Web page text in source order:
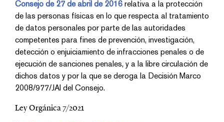
Consejo de 27 de abril de 2016 relativa a la protección
de las personas físicas en lo que respecta al tratamiento
de datos personales por parte de las autoridades
competentes para fines de prevención, investigación,
detección o enjuiciamiento de infracciones penales o de
ejecución de sanciones penales, y a la libre circulación de
dichos datos y por la que se deroga la Decisión Marco
2008/977/JAI del Consejo.
Ley Orgánica 7/2021